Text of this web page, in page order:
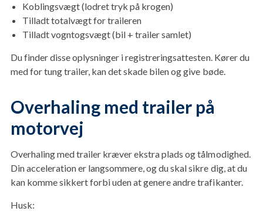
Koblingsvægt (lodret tryk på krogen)
Tilladt totalvægt for traileren
Tilladt vogntogsvægt (bil + trailer samlet)
Du finder disse oplysninger i registreringsattesten. Kører du
med for tung trailer, kan det skade bilen og give bøde.
Overhaling med trailer på
motorvej
Overhaling med trailer kræver ekstra plads og tålmodighed.
Din acceleration er langsommere, og du skal sikre dig, at du
kan komme sikkert forbi uden at genere andre trafikanter.
Husk: